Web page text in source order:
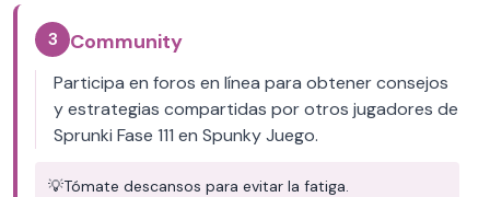
3 Community
Participa en foros en línea para obtener consejos
y estrategias compartidas por otros jugadores de
Sprunki Fase 111 en Spunky Juego.
💡Tómate descansos para evitar la fatiga.